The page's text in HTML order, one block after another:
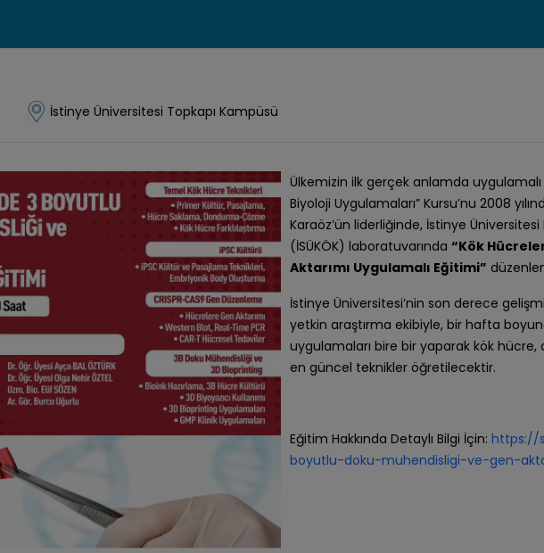
İstinye Üniversitesi Topkapı Kampüsü
Ülkemizin ilk gerçek anlamda
Biyoloji Uygulamaları” Kursu’nu 2008
Karaöz’ün liderliğinde, İstinye
(İSÜKÖK) laboratuvarında“Kök
Aktarımı Uygulamalı Eğitimi”
İstinye Üniversitesi’nin son derece
yetkin araştırma ekibiyle, bir hafta
uygulamaları bire bir yaparak kök
en güncel teknikler öğretilecektir.
Eğitim Hakkında Detaylı Bilgi İçin:https://
boyutlu-doku-muhendisligi-ve-gen-